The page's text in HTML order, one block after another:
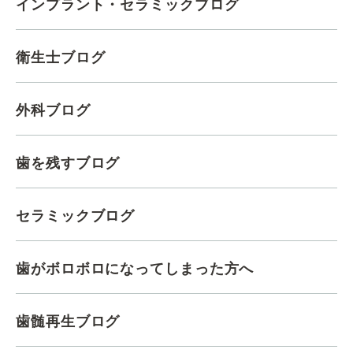
インプラント・セラミックブログ
衛生士ブログ
外科ブログ
歯を残すブログ
セラミックブログ
歯がボロボロになってしまった方へ
歯髄再生ブログ